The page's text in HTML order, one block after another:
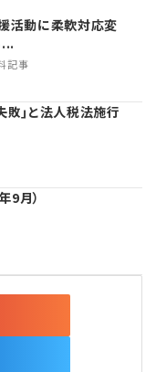
活動に柔軟対応変
記事
敗｣と法人税法施行
9月）